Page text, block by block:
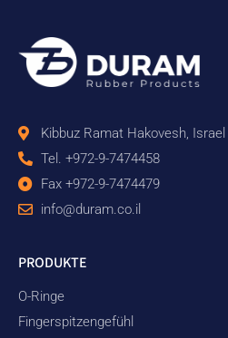
Kibbuz Ramat Hakovesh, Israel
Tel. +972-9-7474458
Fax +972-9-7474479
info@duram.co.il
PRODUKTE
O-Ringe
Fingerspitzengefühl